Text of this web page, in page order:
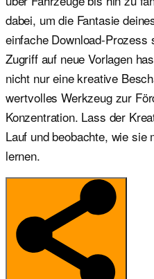
dabei, um die Fantasie
einfache Download-
Zugriff auf neue Vorlagen
nicht nur eine kreative
wertvolles Werkzeug zur
Konzentration. Lass der
Lauf und beobachte, wie
lernen.